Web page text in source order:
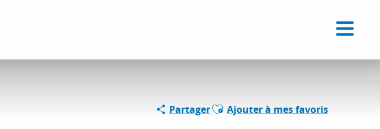
PartagerAjouter aux favoris
Ajouter à mes favoris